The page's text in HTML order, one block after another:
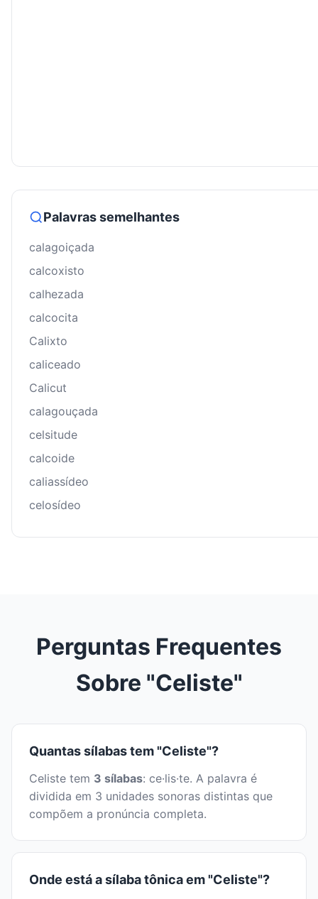
Palavras semelhantes
calagoiçada
calcoxisto
calhezada
calcocita
Calixto
caliceado
Calicut
calagouçada
celsitude
calcoide
caliassídeo
celosídeo
Perguntas Frequentes
Sobre "Celiste"
Quantas sílabas tem "Celiste"?
Celiste tem 3 sílabas: ce·lis·te. A palavra é
dividida em 3 unidades sonoras distintas que
compõem a pronúncia completa.
Onde está a sílaba tônica em "Celiste"?